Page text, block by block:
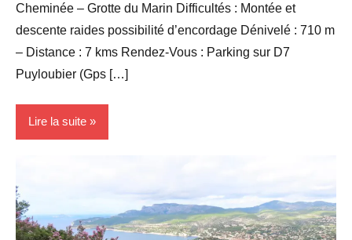
Cheminée – Grotte du Marin Difficultés : Montée et
descente raides possibilité d’encordage Dénivelé : 710 m
– Distance : 7 kms Rendez-Vous : Parking sur D7
Puyloubier (Gps […]
Lire la suite
Blog